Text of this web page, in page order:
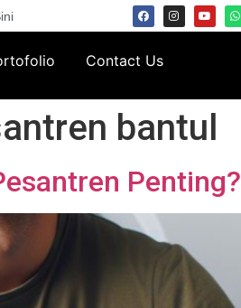
Contact Us
bantul
Penting?